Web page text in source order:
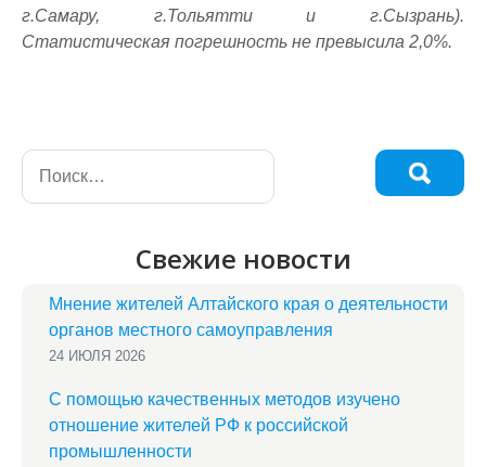
г.Самару, г.Тольятти и г.Сызрань).
Статистическая погрешность не превысила 2,0%.
Свежие новости
Мнение жителей Алтайского края о деятельности
органов местного самоуправления
24 ИЮЛЯ 2026
С помощью качественных методов изучено
отношение жителей РФ к российской
промышленности